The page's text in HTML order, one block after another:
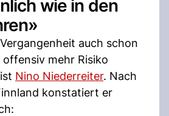
wie in den
auch schon
offensiv mehr Risiko
Nino Niederreiter. Nach
konstatiert er